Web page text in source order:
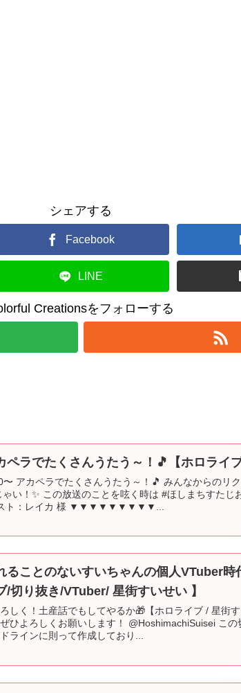
シェアする
Facebook
LINE
Creationsをフォローする
ペラでたくさんうたう～！🎵【ホロライ
アカペラでたくさんうたう～！🎵 みんなからのリ
ゃい！✨ この放送のことを呟く時は #ほしまちすたじ
スト：レイカ 様 ▼▼▼▼▼▼▼▼▼...
ることのないすいちゃんの個人VTuber時
/切り抜き/VTuber/ 星街すいせい 】
ろしく！土産話でもしてやるか🎁【ホロライブ / 星街
ひよろしくお願いします！ @HoshimachiSuisei この
ラインに則って作成しており...